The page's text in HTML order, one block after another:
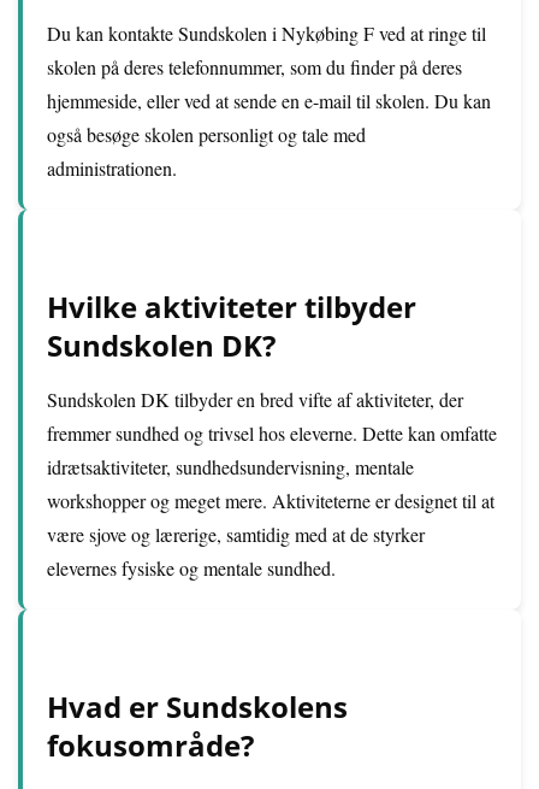
Du kan kontakte Sundskolen i Nykøbing F ved at ringe til
skolen på deres telefonnummer, som du finder på deres
hjemmeside, eller ved at sende en e-mail til skolen. Du kan
også besøge skolen personligt og tale med
administrationen.
Hvilke aktiviteter tilbyder
Sundskolen DK?
Sundskolen DK tilbyder en bred vifte af aktiviteter, der
fremmer sundhed og trivsel hos eleverne. Dette kan omfatte
idrætsaktiviteter, sundhedsundervisning, mentale
workshopper og meget mere. Aktiviteterne er designet til at
være sjove og lærerige, samtidig med at de styrker
elevernes fysiske og mentale sundhed.
Hvad er Sundskolens
fokusområde?